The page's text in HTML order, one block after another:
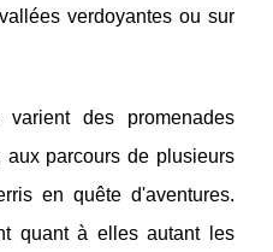
verdoyantes ou sur
varient des promenades
parcours de plusieurs
en quête d'aventures.
quant à elles autant les